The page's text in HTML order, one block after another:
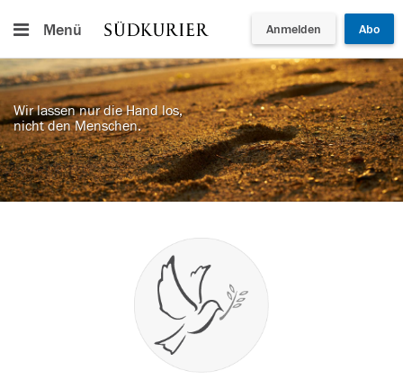
Menü Anmelden Abo
Wir lassen nur die Hand los,
nicht den Menschen.